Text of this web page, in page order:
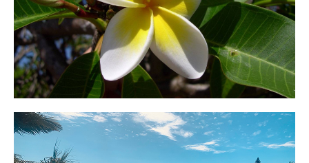
Cliquer ici